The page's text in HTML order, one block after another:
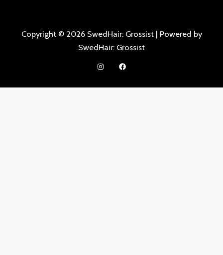
Copyright © 2026 SwedHair: Grossist | Powered by
SwedHair: Grossist